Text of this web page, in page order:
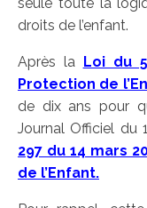
droits de l’enfant.
Après la Loi du
Protection de
de dix ans pour
Journal Officiel du
297 du 14 mars
de l’Enfant.